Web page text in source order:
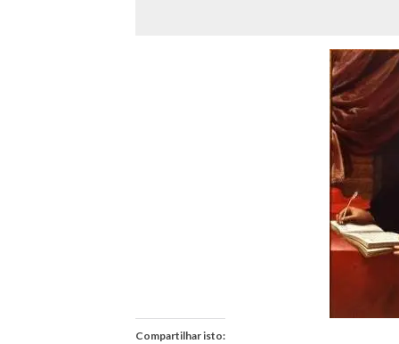
Compartilhar isto: